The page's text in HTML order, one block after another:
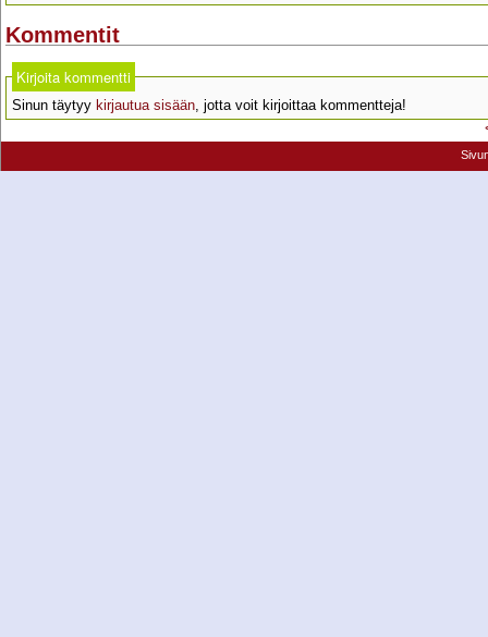
Kommentit
Kirjoita kommentti
Sinun täytyy kirjautua sisään, jotta voit kirjoittaa kommentteja!